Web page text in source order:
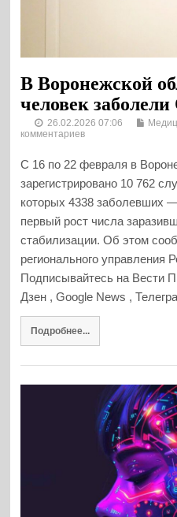
В Воронежской
человек
26.02.2026 07:06
комментариев
С 16 по 22 февраля в
зарегистрировано 10 762
которых 4338 заболевших
первый рост числа
стабилизации. Об этом
регионального управления
Подписывайтесь на Вести
Дзен , Google News ,
Подробнее...